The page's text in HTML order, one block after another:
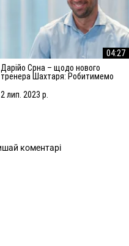
04:27
Дарійо Срна – щодо нового
тренера Шахтаря: Робитимемо
2 лип. 2023 р.